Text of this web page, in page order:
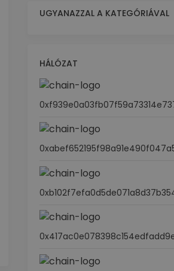
UGYANAZZAL A KATEGÓRIÁVAL
HÁLÓZAT